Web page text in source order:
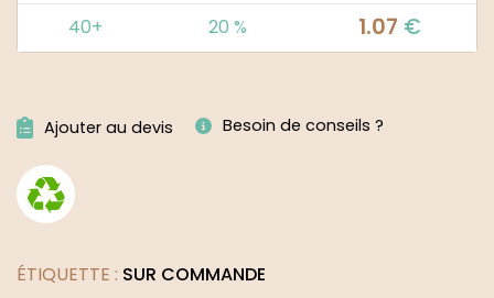
40+ 20 % 1.07 €
Ajouter au devis Besoin de conseils ?
ÉTIQUETTE : SUR COMMANDE